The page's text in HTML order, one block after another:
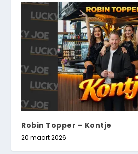
Robin Topper – Kontje
20 maart 2026